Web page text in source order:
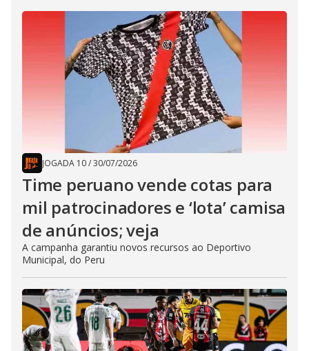
JOGADA 10/30/07/2026
Time peruano vende cotas para
mil patrocinadores e ‘lota’ camisa
de anúncios; veja
A campanha garantiu novos recursos ao Deportivo
Municipal, do Peru